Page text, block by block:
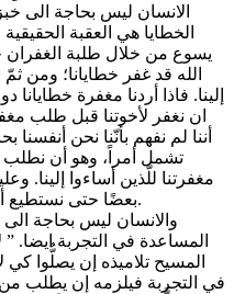
الانسان ليس بحاجة الى
الخطايا هي العقبة
يسوع من خلال طلبة الغفران
الله قد غفر خطايانا؛ ومن
إلينا. فاذا أردنا مغفرة
ان نغفر لأخوتنا قبل طلب
أننا لم نفهم بأنّنا نحن
تشمل أمراً، وهو أن نطلب
مغفرتنا للّذين أساءوا إلينا.
بعضًا حتى نستطيع أن نطلب منه غفرانًا لخطايانا الكثيرة.
والانسان ليس بحاجة
المساعدة في التجربة ايضا. ”
المسيح تلاميذه إن يصلُّوا
في التجربة فيلزمه إن يطلب